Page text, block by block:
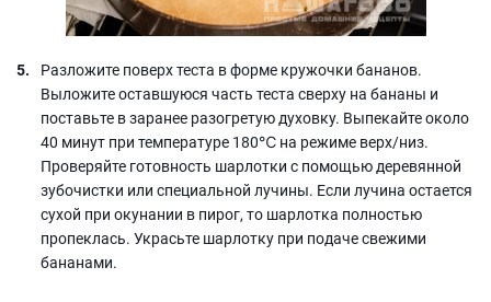
Разложите поверх теста в форме кружочки бананов.
Выложите оставшуюся часть теста сверху на бананы и
поставьте в заранее разогретую духовку. Выпекайте около
40 минут при температуре 180℃ на режиме верх/низ.
Проверяйте готовность шарлотки с помощью деревянной
зубочистки или специальной лучины. Если лучина остается
сухой при окунании в пирог, то шарлотка полностью
пропеклась. Украсьте шарлотку при подаче свежими
бананами.